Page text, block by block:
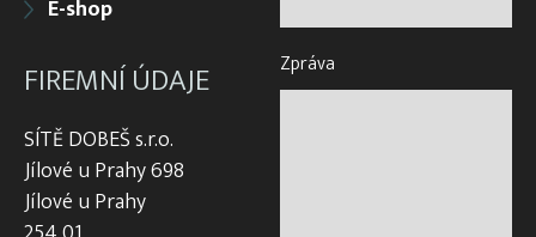
E-shop
FIREMNÍ ÚDAJE
SÍTĚ DOBEŠ s.r.o.
Jílové u Prahy 698
Jílové u Prahy
Zpráva